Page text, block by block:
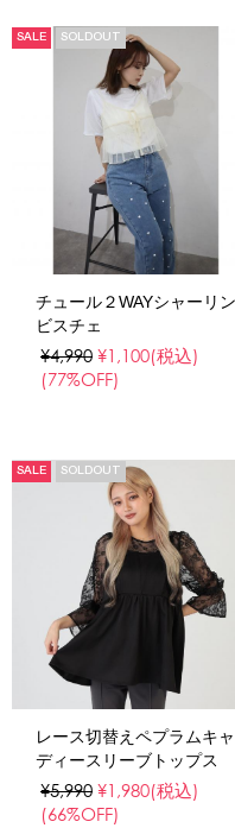
SALE SOLDOUT
チュール２WAYシャーリ
ビスチェ
¥4,990 ¥1,100(税込)
(77%OFF)
SALE SOLDOUT
レース切替えペプラムキ
ディースリーブトップス
¥5,990 ¥1,980(税込)
(66%OFF)